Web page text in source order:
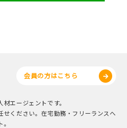
会員の方はこちら
エージェントです。
せください。在宅勤務・フリーランスへ